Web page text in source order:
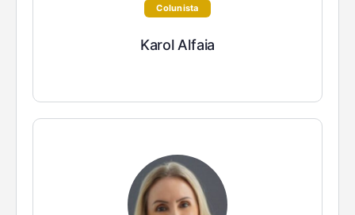
Colunista
Karol Alfaia